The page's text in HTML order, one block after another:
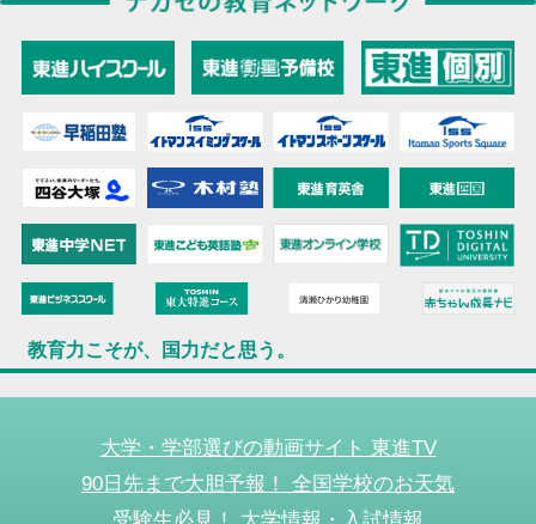
教育力こそが、国力だと思う。
大学・学部選びの動画サイト 東進TV
90日先まで大胆予報！ 全国学校のお天気